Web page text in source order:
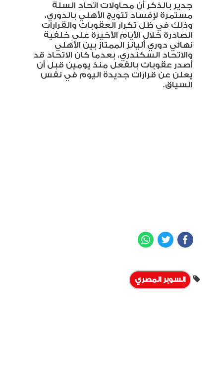
جدير بالذكر أن محاولات اتحاد السلة
مستمرة لإفساد تتويج الأهلي بالدوري،
وذلك في ظل تكرار العقوبات والقرارات
الصادرة خلال الأيام الأخيرة على خلفية
نهائي دوري أليانز الممتاز بين الأهلي
والاتحاد السكندري، بعدما كان الاتحاد قد
أصدر عقوبات بالفعل منذ يومين قبل أن
يعلن عن قرارات جديدة اليوم في نفس
السياق.
Facebook
Twitter
السوبر المصري